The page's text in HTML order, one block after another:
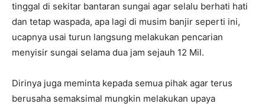
tinggal di sekitar bantaran sungai agar selalu berhati hati
dan tetap waspada, apa lagi di musim banjir seperti ini,‎
ucapnya usai turun langsung melakukan pencarian
menyisir sungai selama dua jam sejauh 12 Mil.
Dirinya juga meminta kepada semua pihak agar terus
berusaha semaksimal mungkin melakukan upaya